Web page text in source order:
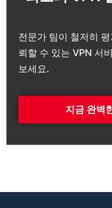
전문가 팀이 철저히
뢰할 수 있는 VPN 서
보세요.
지금 완벽